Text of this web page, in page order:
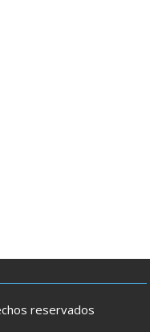
reservados